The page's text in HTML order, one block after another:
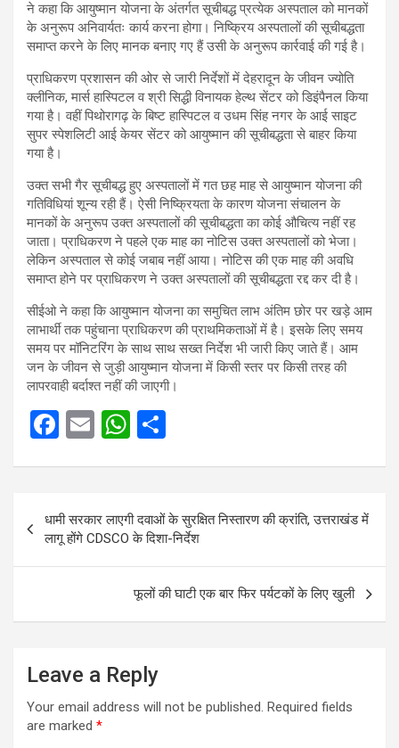
ने कहा कि आयुष्मान योजना के अंतर्गत सूचीबद्ध प्रत्येक अस्पताल को मानकों
के अनुरूप अनिवार्यतः कार्य करना होगा। निष्क्रिय अस्पतालों की सूचीबद्धता
समाप्त करने के लिए मानक बनाए गए हैं उसी के अनुरूप कार्रवाई की गई है।
प्राधिकरण प्रशासन की ओर से जारी निर्देशों में देहरादून के जीवन ज्योति
क्लीनिक, मार्स हास्पिटल व श्री सिद्धी विनायक हेल्थ सेंटर को डिइंपैनल किया
गया है। वहीं पिथोरागढ़ के बिष्ट हास्पिटल व उधम सिंह नगर के आई साइट
सुपर स्पेशलिटी आई केयर सेंटर को आयुष्मान की सूचीबद्धता से बाहर किया
गया है।
उक्त सभी गैर सूचीबद्ध हुए अस्पतालों में गत छह माह से आयुष्मान योजना की
गतिविधियां शून्य रही हैं। ऐसी निष्क्रियता के कारण योजना संचालन के
मानकों के अनुरूप उक्त अस्पतालों की सूचीबद्धता का कोई औचित्य नहीं रह
जाता। प्राधिकरण ने पहले एक माह का नोटिस उक्त अस्पतालों को भेजा।
लेकिन अस्पताल से कोई जबाब नहीं आया। नोटिस की एक माह की अवधि
समाप्त होने पर प्राधिकरण ने उक्त अस्पतालों की सूचीबद्धता रद्द कर दी है।
सीईओ ने कहा कि आयुष्मान योजना का समुचित लाभ अंतिम छोर पर खड़े आम
लाभार्थी तक पहुंचाना प्राधिकरण की प्राथमिकताओं में है। इसके लिए समय
समय पर मॉनिटरिंग के साथ साथ सख्त निर्देश भी जारी किए जाते हैं। आम
जन के जीवन से जुड़ी आयुष्मान योजना में किसी स्तर पर किसी तरह की
लापरवाही बर्दाश्त नहीं की जाएगी।
F
b
o
o
E
W
s
A
p
p
e
navigation
धामी सरकार लाएगी दवाओं के सुरक्षित निस्तारण की क्रांति, उत्तराखंड में
लागू होंगे CDSCO के दिशा-निर्देश
फूलों की घाटी एक बार फिर पर्यटकों के लिए खुली
Leave a Reply
Your email address will not be published. Required fields
are marked *